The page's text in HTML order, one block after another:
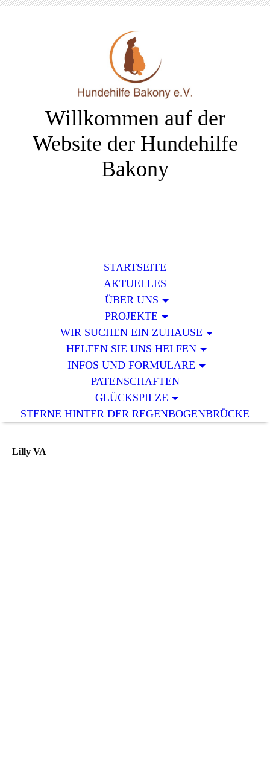
Willkommen auf der
Website der Hundehilfe
Bakony
STARTSEITE
AKTUELLES
ÜBER UNS
PROJEKTE
WIR SUCHEN EIN ZUHAUSE
HELFEN SIE UNS HELFEN
INFOS UND FORMULARE
PATENSCHAFTEN
GLÜCKSPILZE
STERNE HINTER DER REGENBOGENBRÜCKE
Lilly VA